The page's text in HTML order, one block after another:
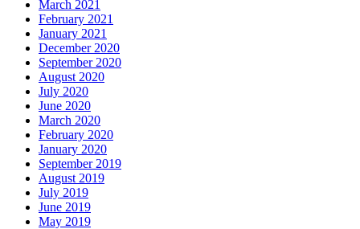
March 2021
February 2021
January 2021
December 2020
September 2020
August 2020
July 2020
June 2020
March 2020
February 2020
January 2020
September 2019
August 2019
July 2019
June 2019
May 2019